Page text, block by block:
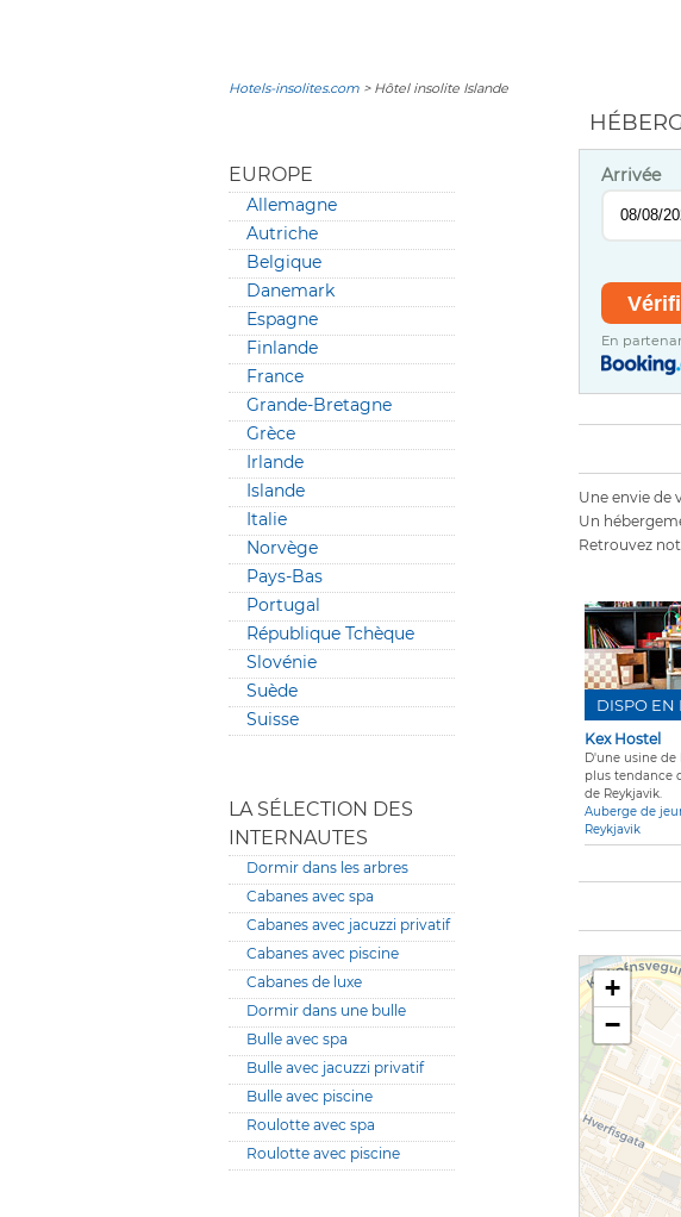
Hotels-insolites.com > Hôtel insolite Islande
EUROPE
Allemagne
Autriche
Belgique
Danemark
Espagne
Finlande
France
Grande-Bretagne
Grèce
Irlande
Islande
Italie
Norvège
Pays-Bas
Portugal
République Tchèque
Slovénie
Suède
Suisse
LA SÉLECTION DES
INTERNAUTES
Dormir dans les arbres
Cabanes avec spa
Cabanes avec jacuzzi privatif
Cabanes avec piscine
Cabanes de luxe
Dormir dans une bulle
Bulle avec spa
Bulle avec jacuzzi privatif
Bulle avec piscine
Roulotte avec spa
Roulotte avec piscine
Arrivée
En
Une envie de
Un
Retrouvez
Kex Hostel
D'une usine de
plus tendance
de Reykjavik.
Auberge de
Reykjavik
DISPO EN
+
−